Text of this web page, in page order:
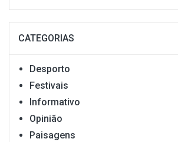
CATEGORIAS
Desporto
Festivais
Informativo
Opinião
Paisagens